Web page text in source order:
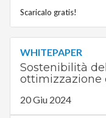
Scaricalo gratis!
WHITEPAPER
Sostenibilità
ottimizzazione
20 Giu 2024